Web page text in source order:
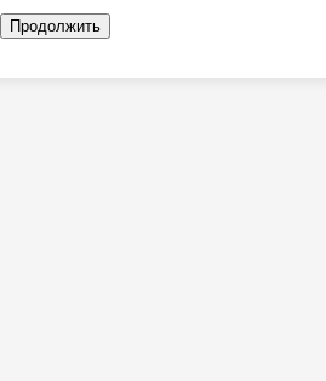
Продолжить